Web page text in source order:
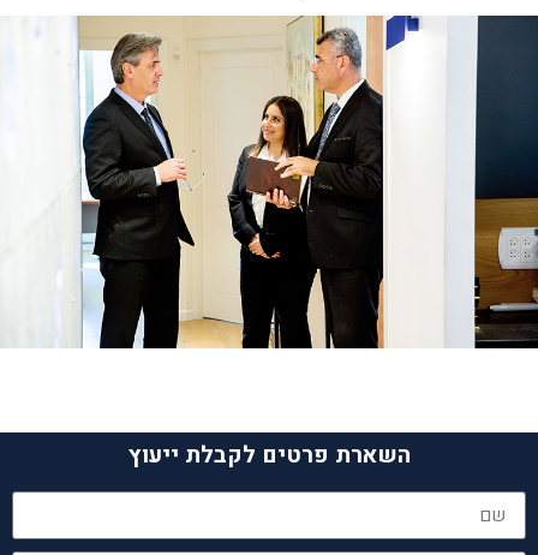
השארת פרטים לקבלת ייעוץ